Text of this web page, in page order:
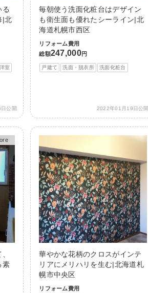
る
|北
室
公開
毎朝使う洗面化粧台はデザイン
も衛生面も優れたシーライン|北
海道札幌市西区
リフォーム費用
総額247,000円
戸建て 洗面・脱衣所 洗面化粧台
2022年01月19日公開
素
華やかな花柄のクロスがインテ
リアにメリハリを生む|北海道札
幌市中央区
リフォーム費用